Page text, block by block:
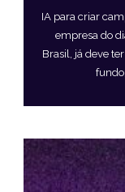
IA para criar
empresa do
Brasil, já deve